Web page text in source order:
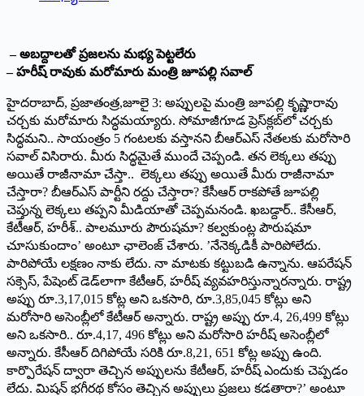
– అబద్దాలతో ప్రజలను మభ్య పెట్టలేరు
– హరీష్‌ ‌రావుకు మరోమారు మంత్రి జూపల్లి సవాల్‌
‌హైదరాబాద్‌,‌ ప్రజాతంత్ర,జూలై 3: అప్పులపై మంత్రి జూపల్లి కృష్ణారావు
చర్చకు మరోమారు సిద్ధమయ్యారు. సోమాజీగూడ ప్రెస్‌క్లబ్‌లో చర్చకు
సిద్ధమని.. సాయంత్రం 5 గంటలకు వస్తానని బీఆర్‌ఎస్‌ ‌నేతలకు మరోసారి
సవాల్‌ ‌విసిరారు. మీరు సిద్ధమైతే ముందే చెప్పండి. తన లెక్కలు తప్పు
అయితే రాజీనామా చేస్తా.. లెక్కలు తప్పు అయితే మీరు రాజీనామా
చేస్తారా? బీఆర్‌ఎస్‌ ‌పార్టీని రద్దు చేస్తారా? కేసీఆర్‌ ‌రాకపోతే జూపల్లి
చెప్తున్న లెక్కలు తప్పని మీడియాతో చెప్పమనండి. ఖబడ్దార్‌.. ‌కేసీఆర్‌,
‌కేటీఆర్‌, ‌హరీశ్‌.. ‌పాలమూరు పౌరుషమా? కల్వకుంట్ల పౌరుషమా
చూసుకుందాం’ అంటూ ఛాలెంజ్‌ ‌చేశారు. ’నేనెక్కడికీ పారిపోలేదు.
పారిపోయే లక్షణం నాకు లేదు. నా మాటకు కట్టుబడి ఉన్నాను. ఆపరేషన్‌
‌సక్సెస్‌, ‌పేషెంట్‌ ‌డెడ్‌లాగా కేటీఆర్‌, ‌హరీష్‌ ‌వ్యవహరిస్తున్నారన్నారు. రాష్ట్ర
అప్పు రూ.3,17,015 కోట్ల అని ఒకసారి, రూ.3,85,045 కోట్లు అని
మరోసారి అసెంబ్లీలో కేటీఆర్‌ అన్నారు. రాష్ట్ర అప్పు రూ.4, 26,499 కోట్లు
అని ఒకసారి.. రూ.4,17, 496 కోట్లు అని మరోసారి హరీష్‌ అసెంబ్లీలో
అన్నారు. కేసీఆర్‌ ‌దిగిపోయే సరికి రూ.8,21, 651 కోట్ల అప్పు ఉంది.
కార్పొరేషన్‌ ‌ద్వారా తెచ్చిన అప్పులను కేటీఆర్‌, ‌హరీష్‌ ఎం‌దుకు చెప్పడం
లేదు. మిషన్‌ ‌భగీరథ కోసం తెచ్చిన అప్పులు ప్రజలు కడతారా?’ అంటూ